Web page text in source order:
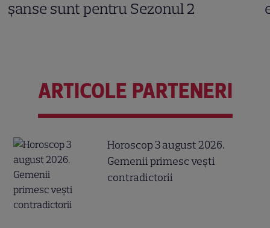
șanse sunt pentru Sezonul 2
ARTICOLE PARTENERI
Horoscop 3 august 2026.
Gemenii primesc vești
contradictorii